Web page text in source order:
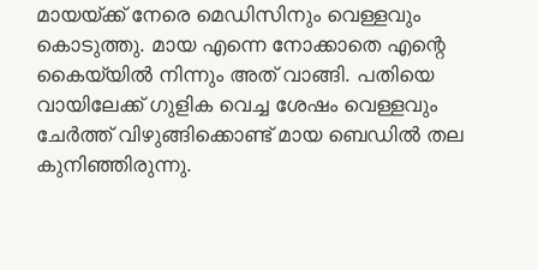
മായയ്ക്ക് നേരെ മെഡിസിനും വെള്ളവും
കൊടുത്തു. മായ എന്നെ നോക്കാതെ എന്റെ
കൈയ്യിൽ നിന്നും അത് വാങ്ങി. പതിയെ
വായിലേക്ക് ഗുളിക വെച്ച ശേഷം വെള്ളവും
ചേർത്ത് വിഴുങ്ങിക്കൊണ്ട് മായ ബെഡിൽ തല
കുനിഞ്ഞിരുന്നു.